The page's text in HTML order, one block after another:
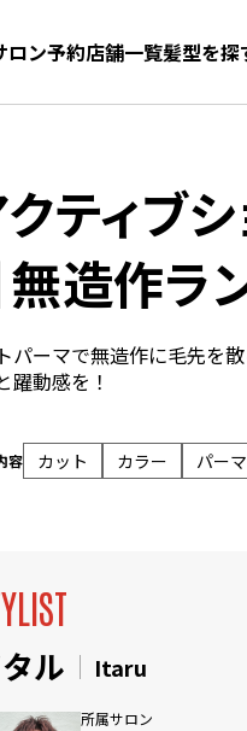
ロン予約店舗一覧髪型を探
クティブ
無造作ラ
パーマで無造作に毛先を
躍動感を！
容 カット カラー パーマ
ル Itaru
所属サロン